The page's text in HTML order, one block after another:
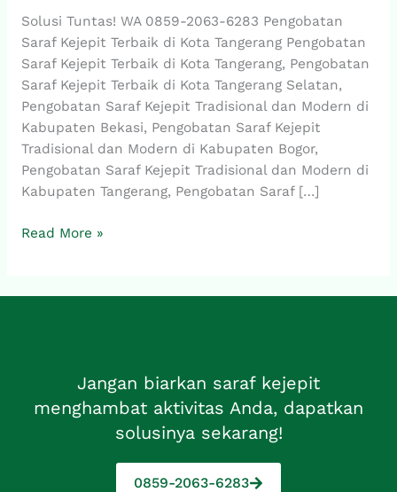
Solusi Tuntas! WA 0859-2063-6283 Pengobatan
Saraf Kejepit Terbaik di Kota Tangerang Pengobatan
Saraf Kejepit Terbaik di Kota Tangerang, Pengobatan
Saraf Kejepit Terbaik di Kota Tangerang Selatan,
Pengobatan Saraf Kejepit Tradisional dan Modern di
Kabupaten Bekasi, Pengobatan Saraf Kejepit
Tradisional dan Modern di Kabupaten Bogor,
Pengobatan Saraf Kejepit Tradisional dan Modern di
Kabupaten Tangerang, Pengobatan Saraf […]
6283,
Pengobatan
Kejepit
Terbaik
Kota
Tangerang
Read More »
Jangan biarkan saraf kejepit
menghambat aktivitas Anda, dapatkan
solusinya sekarang!
0859-2063-6283